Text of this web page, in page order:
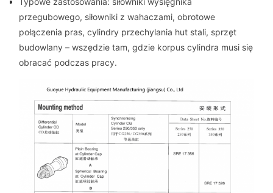
przegubowego, siłowniki z wahaczami, obrotowe
połączenia pras, cylindry przechylania hut stali, sprzęt
budowlany – wszędzie tam, gdzie korpus cylindra musi się
obracać podczas pracy.